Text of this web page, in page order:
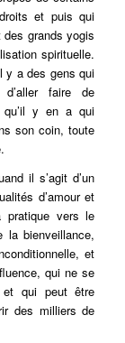
et puis qui
grands yogis
spirituelle.
y a des gens qui
faire de
qu’il y en a qui
son coin, toute
il s’agit d’un
d’amour et
pratique vers le
la bienveillance,
et
qui ne se
qui peut être
des milliers de